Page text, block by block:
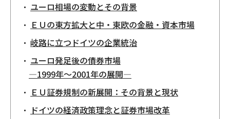
ユーロ相場の変動とその背景
ＥＵの東方拡大と中・東欧の金融・資本市場
岐路に立つドイツの企業統治
ユーロ発足後の債券市場
―1999年〜2001年の展開―
ＥＵ証券規制の新展開：その背景と現状
ドイツの経済政策理念と証券市場改革